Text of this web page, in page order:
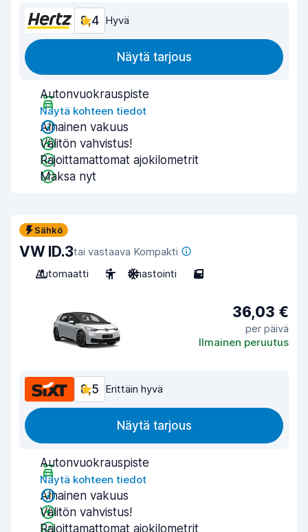
8,4 Hyvä
Näytä tarjous
Autonvuokrauspiste
Näytä kohteen tiedot
Alhainen vakuus
Välitön vahvistus!
Rajoittamattomat ajokilometrit
Maksa nyt
Sähkö
VW ID.3tai vastaava Kompakti
Automaatti
5 Ilmastointi 5
36,03 €
per päivä
Ilmainen peruutus
8,5 Erittäin hyvä
Näytä tarjous
Autonvuokrauspiste
Näytä kohteen tiedot
Alhainen vakuus
Välitön vahvistus!
Rajoittamattomat ajokilometrit